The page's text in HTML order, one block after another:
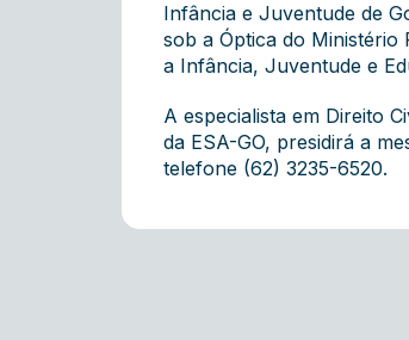
Infância e Juventude de
sob a Óptica do
a Infância, Juventude e
A especialista em Direito
da ESA-GO, presidirá a
telefone (62) 3235-6520.